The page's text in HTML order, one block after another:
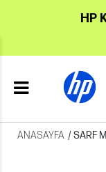
HP
ANASAYFA /SARF